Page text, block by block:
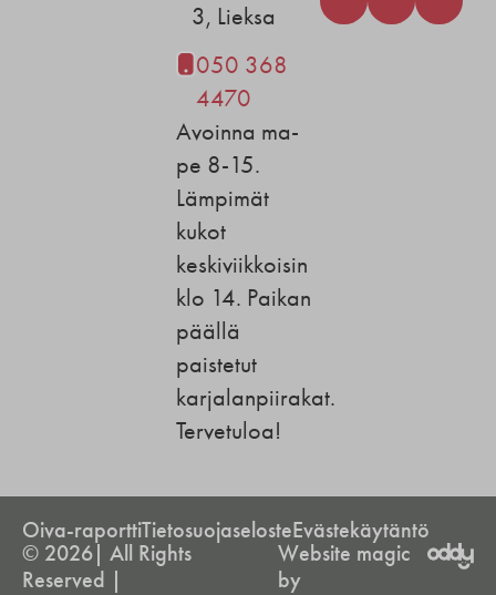
3, Lieksa
050 368
4470
Avoinna ma-
pe 8-15.
Lämpimät
kukot
keskiviikkoisin
klo 14. Paikan
päällä
paistetut
karjalanpiirakat.
Tervetuloa!
Oiva-raporttiTietosuojaselosteEvästekäytäntö
© 2026| All Rights
Reserved |
Website magic
by